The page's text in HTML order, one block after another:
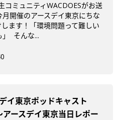
コミュニティWACDOESがお送
開催のアースデイ東京にちな
ます！「環境問題って難しい
」 そんな...
イ東京ポッドキャスト
アースデイ東京当日レポー